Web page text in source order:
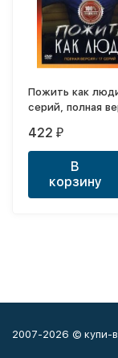
Пожить как
серий, полная
422 ₽
В
корзину
2007-2026 © купи-